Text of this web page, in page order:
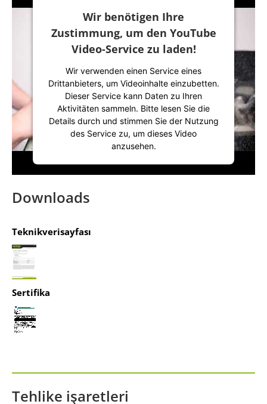
Wir benötigen Ihre
Zustimmung, um den YouTube
Video-Service zu laden!
Wir verwenden einen Service eines
Drittanbieters, um Videoinhalte einzubetten.
Dieser Service kann Daten zu Ihren
Aktivitäten sammeln. Bitte lesen Sie die
Details durch und stimmen Sie der Nutzung
des Service zu, um dieses Video
anzusehen.
powered by
Downloads
Teknikverisayfası
Sertifika
Tehlike işaretleri